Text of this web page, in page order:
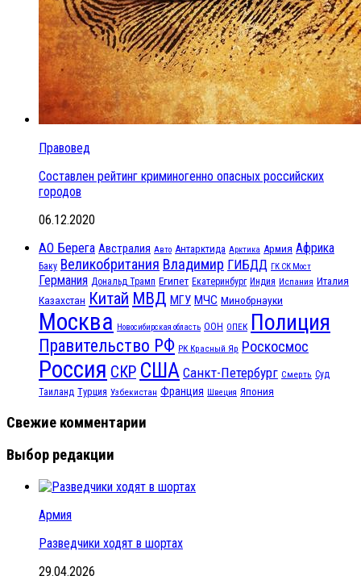
Правовед
Составлен рейтинг криминогенно опасных российских
городов
06.12.2020
АО Берега Австралия Авто Антарктида Арктика Армия Африка
Баку Великобритания Владимир ГИБДД ГК СК Мост
Германия Дональд Трамп Египет Екатеринбург Индия Испания Италия
Казахстан Китай МВД МГУ МЧС Минобрнауки
Москва Новосибирская область ООН ОПЕК Полиция
Правительство РФ РК Красный Яр Роскосмос
Россия СКР США Санкт-Петербург Смерть Суд
Таиланд Турция Узбекистан Франция Швеция Япония
Свежие комментарии
Выбор редакции
Армия
Разведчики ходят в шортах
29.04.2026